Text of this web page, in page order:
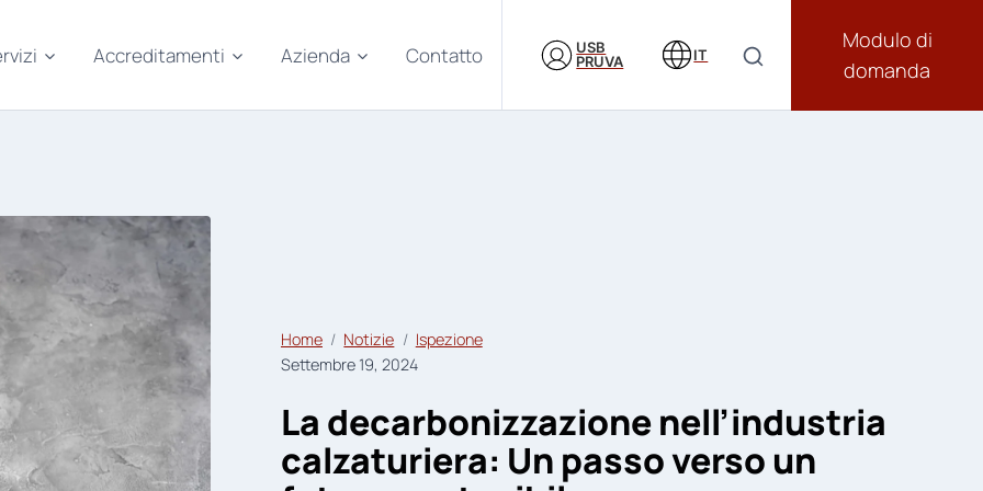
Accreditamenti Azienda Contatto
USB
PRUVA
IT
Modulo di
domanda
Home Notizie
Ispezione
Settembre 19, 2024
La decarbonizzazione nell’industria
calzaturiera: Un passo verso un